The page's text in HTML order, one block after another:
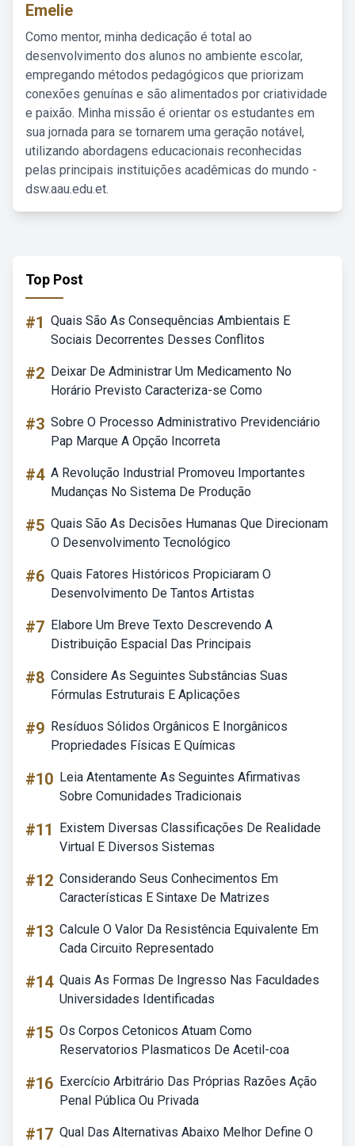
Emelie
Como mentor, minha dedicação é total ao
desenvolvimento dos alunos no ambiente escolar,
empregando métodos pedagógicos que priorizam
conexões genuínas e são alimentados por criatividade
e paixão. Minha missão é orientar os estudantes em
sua jornada para se tornarem uma geração notável,
utilizando abordagens educacionais reconhecidas
pelas principais instituições acadêmicas do mundo -
dsw.aau.edu.et.
Top Post
#1 Quais São As Consequências Ambientais E
Sociais Decorrentes Desses Conflitos
#2 Deixar De Administrar Um Medicamento No
Horário Previsto Caracteriza-se Como
#3 Sobre O Processo Administrativo Previdenciário
Pap Marque A Opção Incorreta
#4 A Revolução Industrial Promoveu Importantes
Mudanças No Sistema De Produção
#5 Quais São As Decisões Humanas Que Direcionam
O Desenvolvimento Tecnológico
#6 Quais Fatores Históricos Propiciaram O
Desenvolvimento De Tantos Artistas
#7 Elabore Um Breve Texto Descrevendo A
Distribuição Espacial Das Principais
#8 Considere As Seguintes Substâncias Suas
Fórmulas Estruturais E Aplicações
#9 Resíduos Sólidos Orgânicos E Inorgânicos
Propriedades Físicas E Químicas
#10 Leia Atentamente As Seguintes Afirmativas
Sobre Comunidades Tradicionais
#11
Existem Diversas Classificações De Realidade
Virtual E Diversos Sistemas
#12 Considerando Seus Conhecimentos Em
Características E Sintaxe De Matrizes
#13 Calcule O Valor Da Resistência Equivalente Em
Cada Circuito Representado
#14 Quais As Formas De Ingresso Nas Faculdades
Universidades Identificadas
#15 Os Corpos Cetonicos Atuam Como
Reservatorios Plasmaticos De Acetil-coa
#16 Exercício Arbitrário Das Próprias Razões Ação
Penal Pública Ou Privada
#17 Qual Das Alternativas Abaixo Melhor Define O